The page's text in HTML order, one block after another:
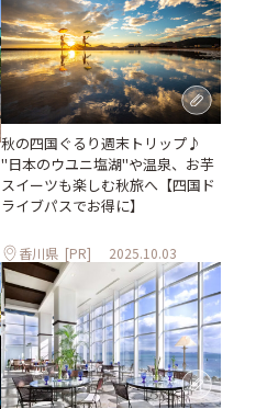
秋の四国ぐるり週末トリップ♪
"日本のウユニ塩湖"や温泉、お芋
スイーツも楽しむ秋旅へ【四国ド
ライブパスでお得に】
香川県 [PR] 2025.10.03